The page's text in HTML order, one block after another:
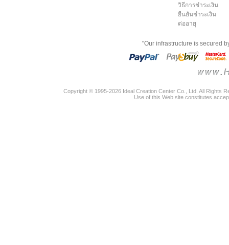
วิธีการชำระเงิน
ยืนยันชำระเงิน
ต่ออายุ
"Our infrastructure is secured
Copyright © 1995-2026 Ideal Creation Center Co., Ltd. All Rights
Use of this Web site constitutes